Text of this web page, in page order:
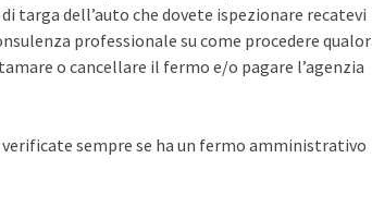
targa dell’auto che dovete ispezionare recatevi
professionale su come procedere
o cancellare il fermo e/o pagare l’agenzia
sempre se ha un fermo amministrativo